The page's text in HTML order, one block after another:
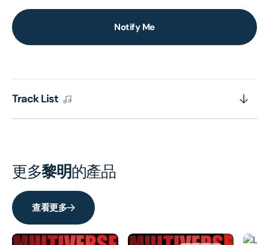
Notify Me
Track List
更多黎明的產品
查看更多